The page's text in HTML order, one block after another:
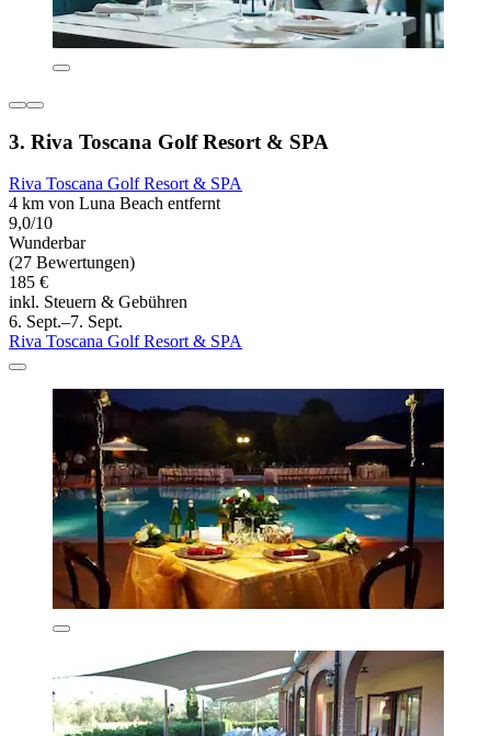
3. Riva Toscana Golf Resort & SPA
Riva Toscana Golf Resort & SPA
4 km von Luna Beach entfernt
9,0/10
Wunderbar
(27 Bewertungen)
185 €
inkl. Steuern & Gebühren
6. Sept.–7. Sept.
Riva Toscana Golf Resort & SPA